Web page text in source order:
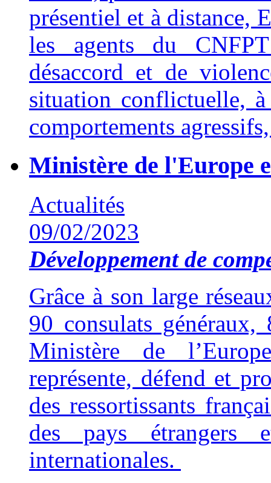
présentiel et à distance,
les agents du
désaccord et de
situation conflictuelle,
comportements
Ministère de l'Europe
Actualités
09/02/2023
Développement de
Grâce à son large
90 consulats
Ministère de
représente, défend et
des ressortissants
des pays étrangers
internationales.